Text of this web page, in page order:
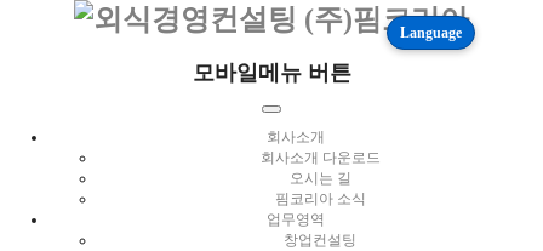
Language
모바일메뉴 버튼
회사소개
회사소개 다운로드
오시는 길
핌코리아 소식
업무영역
창업컨설팅